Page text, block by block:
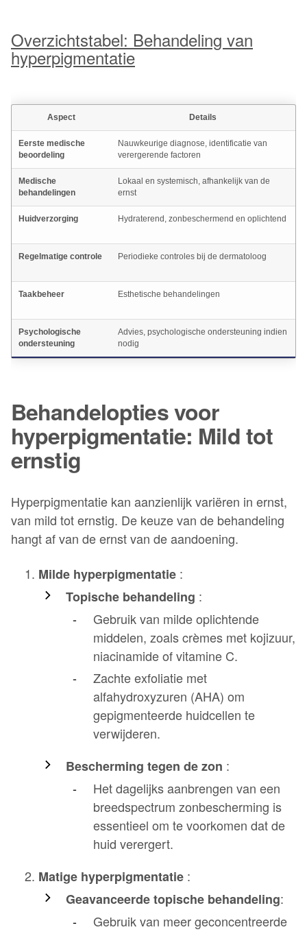
Overzichtstabel: Behandeling van
hyperpigmentatie
Aspect Details
Eerste medische
beoordeling
Nauwkeurige diagnose, identificatie van
verergerende factoren
Medische
behandelingen
Lokaal en systemisch, afhankelijk van de
ernst
Huidverzorging Hydraterend, zonbeschermend en oplichtend
Regelmatige controle Periodieke controles bij de dermatoloog
Taakbeheer Esthetische behandelingen
Psychologische
ondersteuning
Advies, psychologische ondersteuning indien
nodig
Behandelopties voor
hyperpigmentatie: Mild tot
ernstig
Hyperpigmentatie kan aanzienlijk variëren in ernst,
van mild tot ernstig. De keuze van de behandeling
hangt af van de ernst van de aandoening.
Milde hyperpigmentatie :
Topische behandeling :
Gebruik van milde oplichtende
middelen, zoals crèmes met kojizuur,
niacinamide of vitamine C.
Zachte exfoliatie met
alfahydroxyzuren (AHA) om
gepigmenteerde huidcellen te
verwijderen.
Bescherming tegen de zon :
Het dagelijks aanbrengen van een
breedspectrum zonbescherming is
essentieel om te voorkomen dat de
huid verergert.
Matige hyperpigmentatie :
Geavanceerde topische behandeling:
Gebruik van meer geconcentreerde